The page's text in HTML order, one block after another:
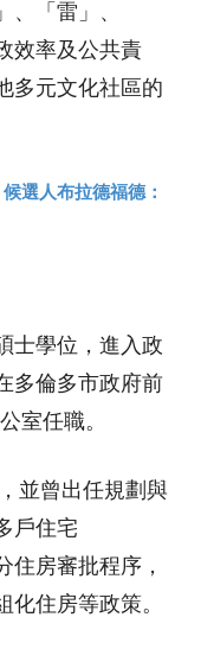
「雷」、
效率及公共責
多元文化社區的
選人布拉德福德：
士學位，進入政
多倫多市政府前
室任職。
並曾出任規劃與
戶住宅
住房審批程序，
化住房等政策。